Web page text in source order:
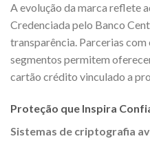
A evolução da marca reflete
Credenciada pelo Banco
transparência. Parcerias com
segmentos permitem
cartão crédito vinculado a
Proteção que Inspira
Sistemas de criptografia